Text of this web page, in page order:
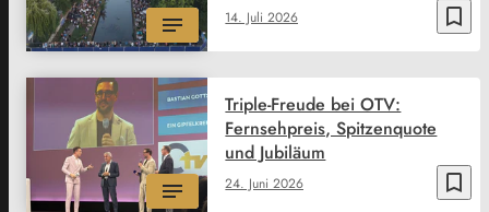
bookmark_border
14. Juli 2026
bookmark_border
24. Juni 2026
Triple-Freude bei OTV:
Fernsehpreis, Spitzenquote
und Jubiläum